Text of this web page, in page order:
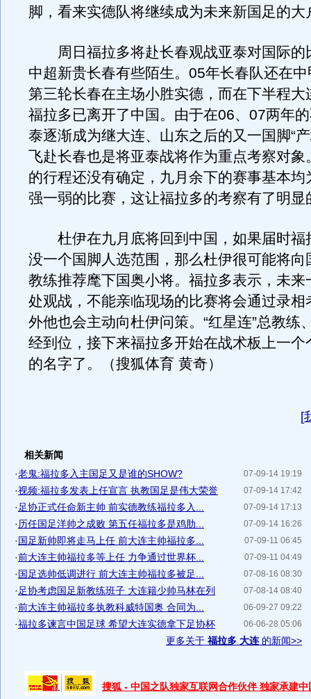
脚，看来实德队将继续成为未来新国足的大
周日福拉多将赴长春观战亚泰对国际的
中超新贵长春有些陌生。05年长春队还在
第三轮长春在主场小胜实德，而在下半程大
福拉多已离开了中国。由于在06、07两年
泰逐渐成为继大连、山东之后的又一国脚“
飞赴长春也是将亚泰战将作为重点考察对象
的行程还没有确定，九月余下的赛事基本均
强一弱的比赛，这让福拉多的考察有了明显
杜伊在九月底将回到中国，如果届时福
没一个国脚人选范围，那么杜伊很可能将向
教练推荐麾下国奥小将。福拉多表示，未来
处观战，不能亲临现场的比赛将会通过录相
外他也会主动向杜伊问策。“红星连”总教练
经到位，接下来福拉多开始在战术板上一个
的名字了。（搜狐体育 黄奇）
[
相关新闻
07-09-14 19:19
·老鬼:福拉多入主国足又是谁的SHOW?
07-09-14 17:42
·视频:福拉多发表上任宣言 执教国足是伟大荣誉
07-09-14 17:13
· 足协正式任命新主帅 前实德教练福拉多入...
07-09-14 16:26
· 历任国足洋帅之成败 第五任福拉多是鸡肋...
07-09-11 06:45
·国足新帅即将走马上任 前大连主帅福拉多...
07-09-11 04:49
·前大连主帅福拉多等上任 力争通过世界杯...
07-08-16 08:30
·国足选帅低调进行 前大连主帅福拉多被足...
07-08-14 08:40
· 足协考虑国足新教练班子 大连籍少帅马林在列
06-09-27 09:22
·前大连主帅福拉多执教科威特国奥 合同为...
06-06-28 05:06
·福拉多谏言中国足球 希望大连实德拿下足协杯
更多关于 福拉多 大连 的新闻>>
搜狐 - 中国之队独家互联网合作伙伴 独家承建中